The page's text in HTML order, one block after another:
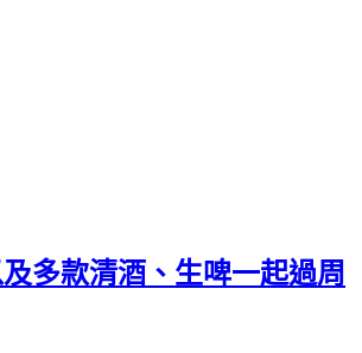
多款清酒、生啤一起過周